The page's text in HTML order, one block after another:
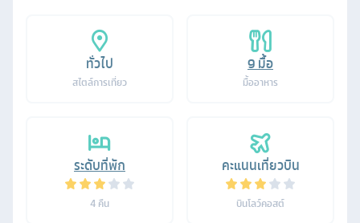
ทั่วไป
สไตล์การเที่ยว
9มื้อ
มื้ออาหาร
ระดับที่พัก
4 คืน
คะแนนเที่ยวบิน
บินโลว์คอสต์